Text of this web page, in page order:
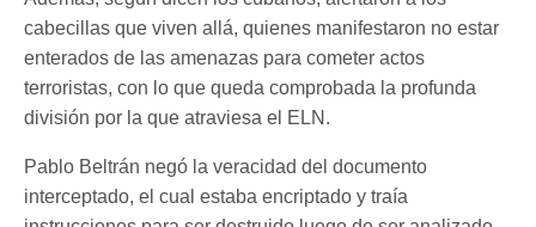
cabecillas que viven allá, quienes manifestaron no estar
enterados de las amenazas para cometer actos
terroristas, con lo que queda comprobada la profunda
división por la que atraviesa el ELN.
Pablo Beltrán negó la veracidad del documento
interceptado, el cual estaba encriptado y traía